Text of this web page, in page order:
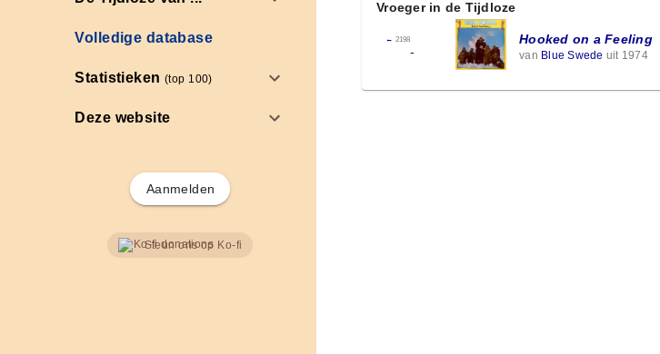
Volledige database
Statistieken(top 100)
Deze website
Aanmelden
Steun ons op Ko-fi
Vroeger in de Tijdloze
← 2198
-
Hooked on a Feeling
van Blue Swede uit 1974